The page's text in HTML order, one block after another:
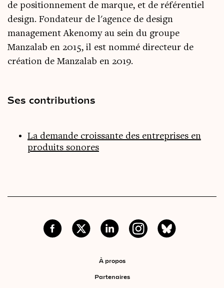
de positionnement de marque, et de référentiel
design. Fondateur de l'agence de design
management Akenomy au sein du groupe
Manzalab en 2015, il est nommé directeur de
création de Manzalab en 2019.
Ses contributions
La demande croissante des entreprises en
produits sonores
À propos
Partenaires